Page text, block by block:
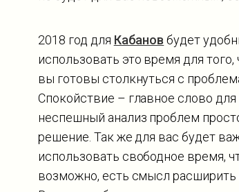
2018 год для Кабанов будет
использовать это время для
вы готовы столкнуться с
Спокойствие – главное слово
неспешный анализ проблем
решение. Так же для вас будет
использовать свободное время,
возможно, есть смысл расширить